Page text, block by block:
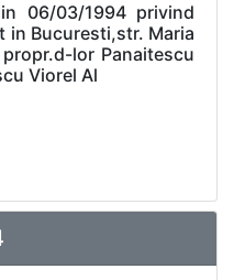
06/03/1994 privind
in Bucuresti,str. Maria
lor Panaitescu
Viorel Al